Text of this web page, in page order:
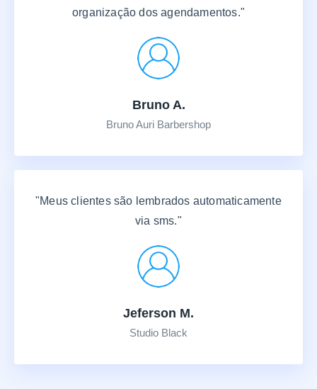
organização dos agendamentos."
Bruno A.
Bruno Auri Barbershop
"Meus clientes são lembrados automaticamente
via sms."
Jeferson M.
Studio Black